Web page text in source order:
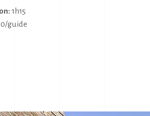
1h15
guide